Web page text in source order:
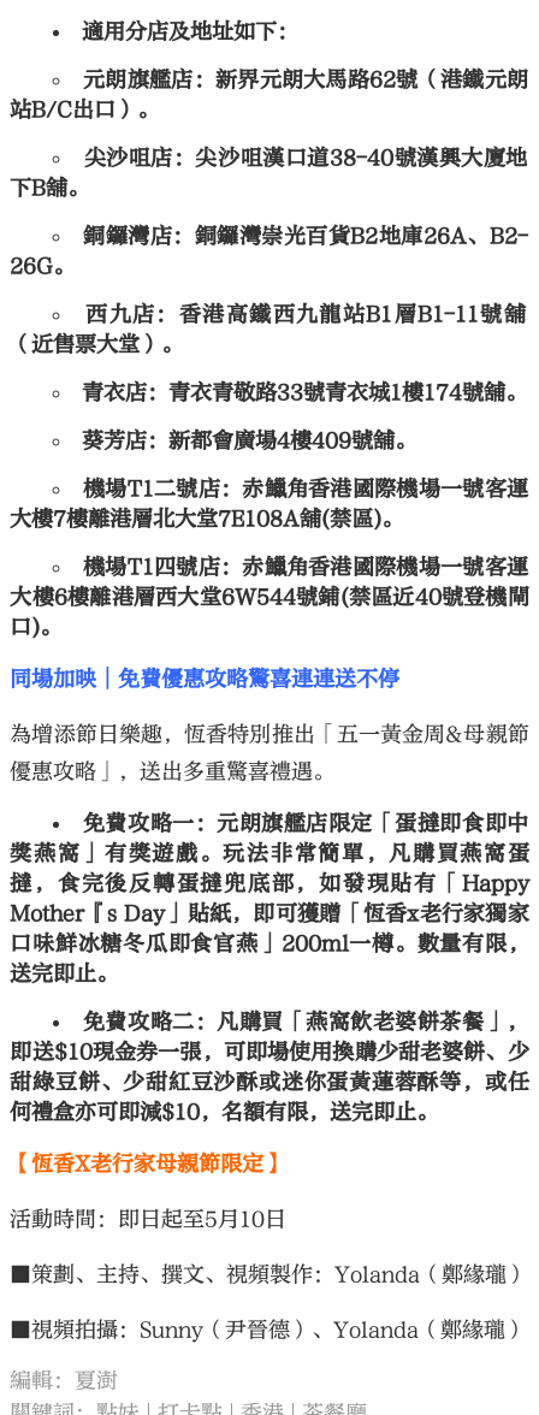
適用分店及地址如下：
元朗旗艦店：新界元朗大馬路62號（港鐵元朗
站B/C出口）。
尖沙咀店：尖沙咀漢口道38-40號漢興大廈地
下B舖。
銅鑼灣店：銅鑼灣崇光百貨B2地庫26A、B2-
26G。
西九店：香港高鐵西九龍站B1層B1-11號舖
（近售票大堂）。
青衣店：青衣青敬路33號青衣城1樓174號舖。
葵芳店：新都會廣場4樓409號舖。
機場T1二號店：赤鱲角香港國際機場一號客運
大樓7樓離港層北大堂7E108A舖(禁區)。
機場T1四號店：赤鱲角香港國際機場一號客運
大樓6樓離港層西大堂6W544號鋪(禁區近40號登機閘
口)。
同場加映│免費優惠攻略驚喜連連送不停
為增添節日樂趣，恆香特別推出「五一黃金周&母親節
優惠攻略」，送出多重驚喜禮遇。
免費攻略一：元朗旗艦店限定「蛋撻即食即中
獎燕窩」有獎遊戲。玩法非常簡單，凡購買燕窩蛋
撻，食完後反轉蛋撻兜底部，如發現貼有「Happy
Mother『s Day」貼紙，即可獲贈「恆香x老行家獨家
口味鮮冰糖冬瓜即食官燕」200ml一樽。數量有限，
送完即止。
免費攻略二：凡購買「燕窩飲老婆餅茶餐」，
即送$10現金券一張，可即場使用換購少甜老婆餅、少
甜綠豆餅、少甜紅豆沙酥或迷你蛋黃蓮蓉酥等，或任
何禮盒亦可即減$10，名額有限，送完即止。
【恆香X老行家母親節限定】
活動時間：即日起至5月10日
■策劃、主持、撰文、視頻製作：Yolanda（鄭緣瓏）
■視頻拍攝：Sunny（尹晉德）、Yolanda（鄭緣瓏）
編輯：夏澍